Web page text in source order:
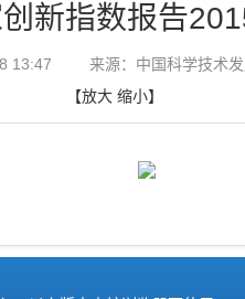
创新指数报告
13:47
来源：中国科学技术
【放大 缩小】